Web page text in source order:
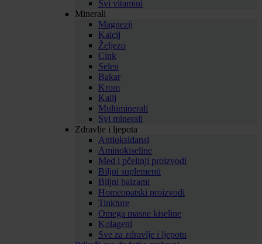
Svi vitamini
Minerali
Magnezij
Kalcij
Željezo
Cink
Selen
Bakar
Krom
Kalij
Multiminerali
Svi minerali
Zdravlje i ljepota
Antioksidansi
Aminokiseline
Med i pčelinji proizvodi
Biljni suplementi
Biljni balzami
Homeopatski proizvodi
Tinkture
Omega masne kiseline
Kolageni
Sve za zdravlje i ljepotu